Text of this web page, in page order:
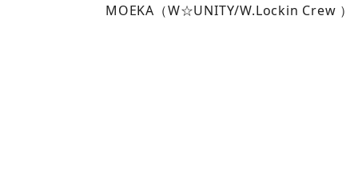
MOEKA（W☆UNITY/W.Lockin Crew ）